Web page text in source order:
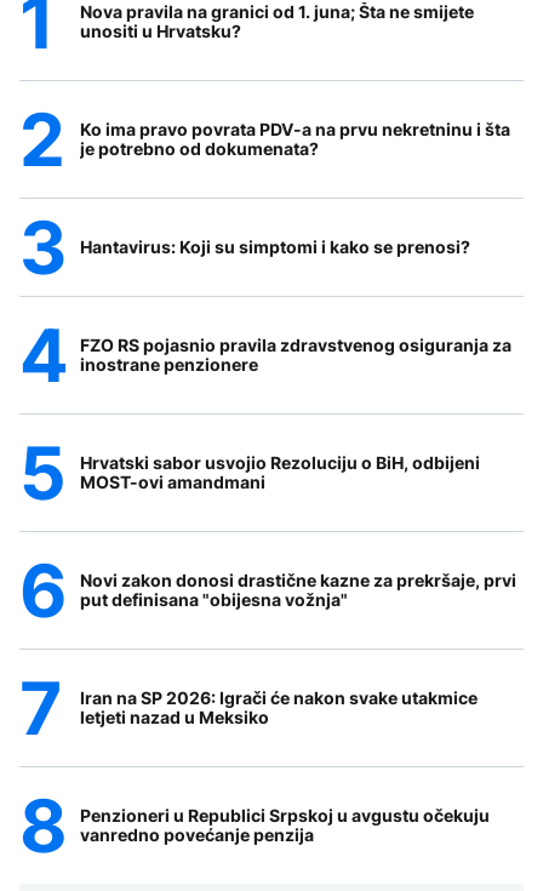
Nova pravila na granici od 1. juna; Šta ne smijete
unositi u Hrvatsku?
Ko ima pravo povrata PDV-a na prvu nekretninu i šta
je potrebno od dokumenata?
Hantavirus: Koji su simptomi i kako se prenosi?
FZO RS pojasnio pravila zdravstvenog osiguranja za
inostrane penzionere
Hrvatski sabor usvojio Rezoluciju o BiH, odbijeni
MOST-ovi amandmani
Novi zakon donosi drastične kazne za prekršaje, prvi
put definisana "obijesna vožnja"
Iran na SP 2026: Igrači će nakon svake utakmice
letjeti nazad u Meksiko
Penzioneri u Republici Srpskoj u avgustu očekuju
vanredno povećanje penzija